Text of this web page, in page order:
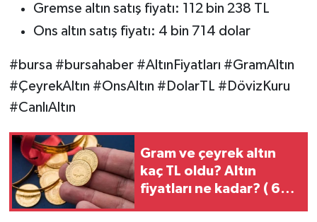
Gremse altın satış fiyatı: 112 bin 238 TL
Ons altın satış fiyatı: 4 bin 714 dolar
#bursa #bursahaber #AltınFiyatları #GramAltın
#ÇeyrekAltın #OnsAltın #DolarTL #DövizKuru
#CanlıAltın
Gram ve çeyrek altın
kaç TL oldu? Altın
fiyatları ne kadar? ( 6